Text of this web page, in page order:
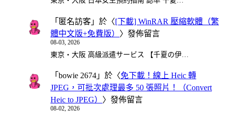
「 匿名訪客 」於〈[下載] WinRAR 壓縮軟體（繁
體中文版+免費版） 〉發佈留言
08-03, 2026
東京・大阪 高級派遣サービス 【千夏の伊…
「 bowie 2674 」於〈免下載！線上 Heic 轉
JPEG，可批次處理最多 50 張照片！（Convert
Heic to JPEG） 〉發佈留言
08-02, 2026